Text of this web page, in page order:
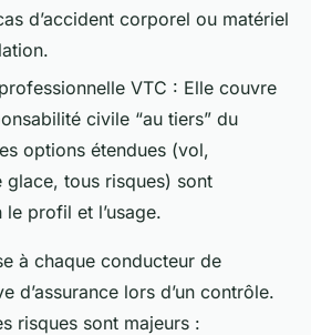
d’accident corporel ou matériel
VTC : Elle couvre
civile “au tiers” du
options étendues (vol,
glace, tous risques) sont
profil et l’usage.
à chaque conducteur de
d’assurance lors d’un contrôle.
risques sont majeurs :